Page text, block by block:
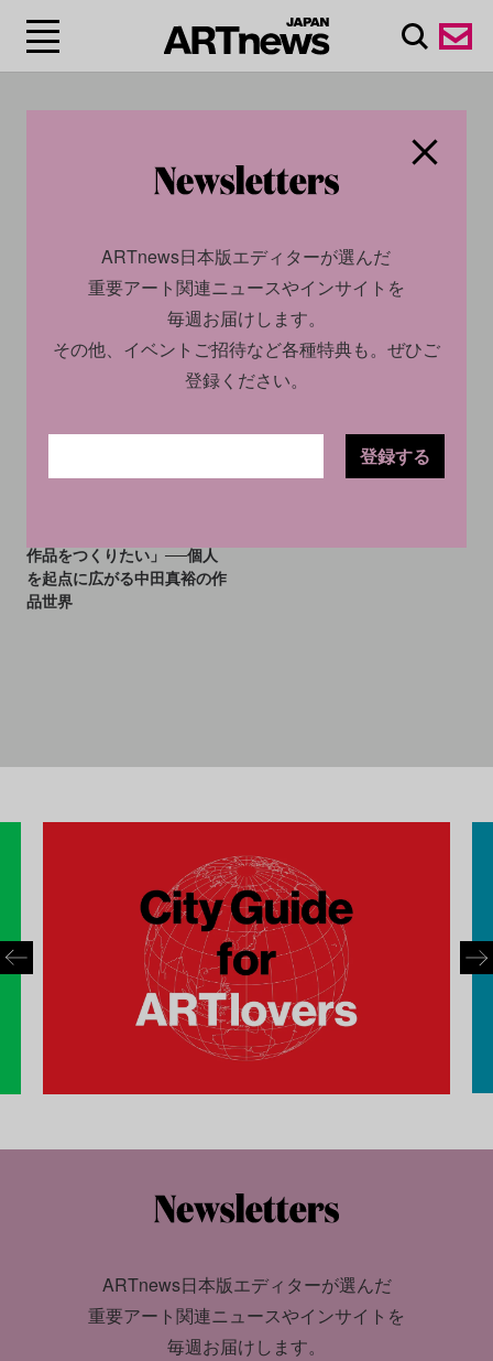
Nakata
作品をつくりたい」──個人
を起点に広がる中田真裕の作
品世界
ARTnews日本版エディターが選んだ
重要アート関連ニュースやインサイトを
毎週お届けします。
ARTnews日本版エディターが選んだ
重要アート関連ニュースやインサイトを
毎週お届けします。
その他、イベントご招待など各種特典も。ぜひご
登録ください。
登録する